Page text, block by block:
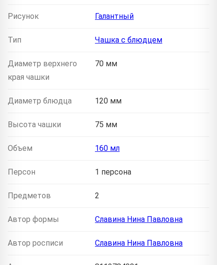
Рисунок Галантный
Тип Чашка с блюдцем
Диаметр верхнего
края чашки
70 мм
Диаметр блюдца 120 мм
Высота чашки 75 мм
Объем 160 мл
Персон 1 персона
Предметов 2
Автор формы Славина Нина Павловна
Автор росписи Славина Нина Павловна